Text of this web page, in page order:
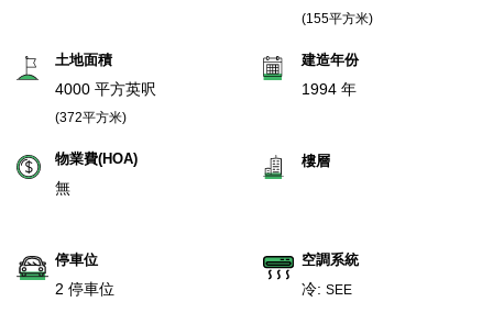
(155平方米)
土地面積
4000 平方英呎
(372平方米)
建造年份
1994 年
物業費(HOA)
無
樓層
停車位
2 停車位
空調系統
冷: SEE